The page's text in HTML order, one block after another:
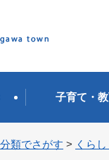
子育て・
分類でさがす > くら